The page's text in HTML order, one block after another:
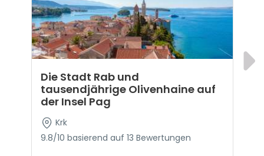
Die Stadt Rab und
tausendjährige Olivenhaine auf
der Insel Pag
Krk
9.8/10 basierend auf 13 Bewertungen